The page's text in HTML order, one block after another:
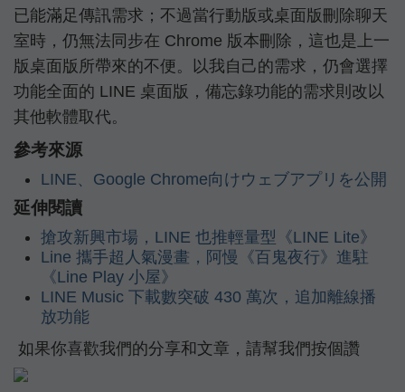
已能滿足傳訊需求；不過當行動版或桌面版刪除聊天
室時，仍無法同步在 Chrome 版本刪除，這也是上一
版桌面版所帶來的不便。以我自己的需求，仍會選擇
功能全面的 LINE 桌面版，備忘錄功能的需求則改以
其他軟體取代。
參考來源
LINE、Google Chrome向けウェブアプリを公開
延伸閱讀
搶攻新興市場，LINE 也推輕量型《LINE Lite》
Line 攜手超人氣漫畫，阿慢《百鬼夜行》進駐
《Line Play 小屋》
LINE Music 下載數突破 430 萬次，追加離線播
放功能
如果你喜歡我們的分享和文章，請幫我們按個讚